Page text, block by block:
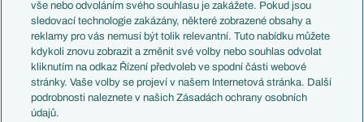
Evropské koeficienty
Přestupy
Přestupové spekulace
Zranění
Kluby
Arsenal FC
Chelsea FC
Brazílie
Přestupy
Zápasy
Livescore
Tipovací soutěž
vše nebo odvoláním svého souhlasu je zakážete. Pokud jsou
sledovací technologie zakázány, některé zobrazené obsahy a
reklamy pro vás nemusí být tolik relevantní. Tuto nabídku můžete
kdykoli znovu zobrazit a změnit své volby nebo souhlas odvolat
kliknutím na odkaz Řízení předvoleb ve spodní části webové
stránky. Vaše volby se projeví v našem Internetová stránka. Další
podrobnosti naleznete v našich Zásadách ochrany osobních
údajů.